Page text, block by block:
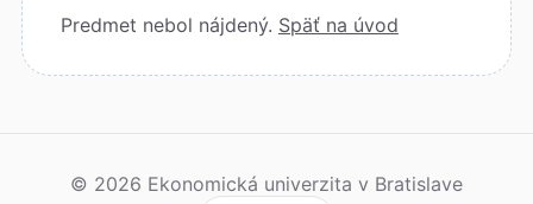
Predmet nebol nájdený. Späť na úvod
© 2026 Ekonomická univerzita v Bratislave